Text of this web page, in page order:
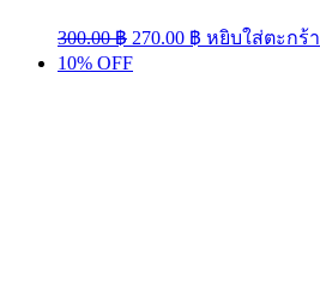
300.00฿ Original
price
was:
270.00 ฿ Current
price
หยิบใส่ตะกร้า
10% OFF